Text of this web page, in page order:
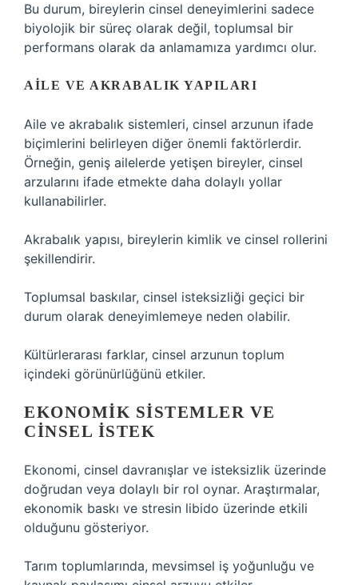
Bu durum, bireylerin cinsel deneyimlerini sadece
biyolojik bir süreç olarak değil, toplumsal bir
performans olarak da anlamamıza yardımcı olur.
AILE VE AKRABALIK YAPILARI
Aile ve akrabalık sistemleri, cinsel arzunun ifade
biçimlerini belirleyen diğer önemli faktörlerdir.
Örneğin, geniş ailelerde yetişen bireyler, cinsel
arzularını ifade etmekte daha dolaylı yollar
kullanabilirler.
Akrabalık yapısı, bireylerin kimlik ve cinsel rollerini
şekillendirir.
Toplumsal baskılar, cinsel isteksizliği geçici bir
durum olarak deneyimlemeye neden olabilir.
Kültürlerarası farklar, cinsel arzunun toplum
içindeki görünürlüğünü etkiler.
EKONOMIK SISTEMLER VE
CINSEL İSTEK
Ekonomi, cinsel davranışlar ve isteksizlik üzerinde
doğrudan veya dolaylı bir rol oynar. Araştırmalar,
ekonomik baskı ve stresin libido üzerinde etkili
olduğunu gösteriyor.
Tarım toplumlarında, mevsimsel iş yoğunluğu ve